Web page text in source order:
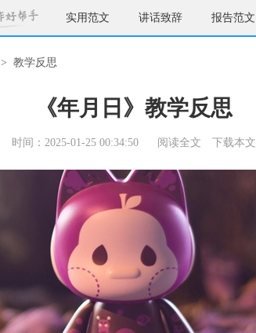
实用范文 讲话致辞 报告范文
> 教学反思
《年月日》教学反思
时间：2025-01-25 00:34:50 阅读全文 下载本文